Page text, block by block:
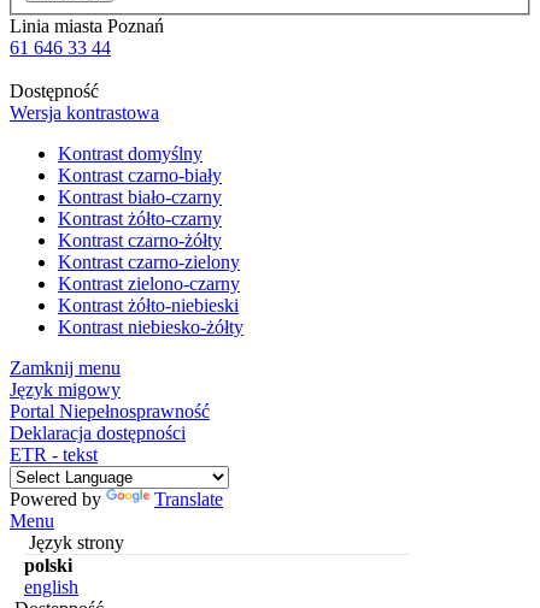
Linia miasta Poznań
61 646 33 44
Dostępność
Wersja kontrastowa
Kontrast domyślny
Kontrast czarno-biały
Kontrast biało-czarny
Kontrast żółto-czarny
Kontrast czarno-żółty
Kontrast czarno-zielony
Kontrast zielono-czarny
Kontrast żółto-niebieski
Kontrast niebiesko-żółty
Zamknij menu
Język migowy
Portal Niepełnosprawność
Deklaracja dostępności
ETR - tekst
Powered by
Translate
Menu
Język strony
polski
english